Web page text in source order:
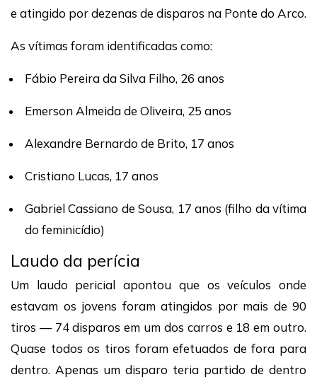
e atingido por dezenas de disparos na Ponte do Arco.
As vítimas foram identificadas como:
Fábio Pereira da Silva Filho, 26 anos
Emerson Almeida de Oliveira, 25 anos
Alexandre Bernardo de Brito, 17 anos
Cristiano Lucas, 17 anos
Gabriel Cassiano de Sousa, 17 anos (filho da vítima
do feminicídio)
Laudo da perícia
Um laudo pericial apontou que os veículos onde
estavam os jovens foram atingidos por mais de 90
tiros — 74 disparos em um dos carros e 18 em outro.
Quase todos os tiros foram efetuados de fora para
dentro. Apenas um disparo teria partido de dentro